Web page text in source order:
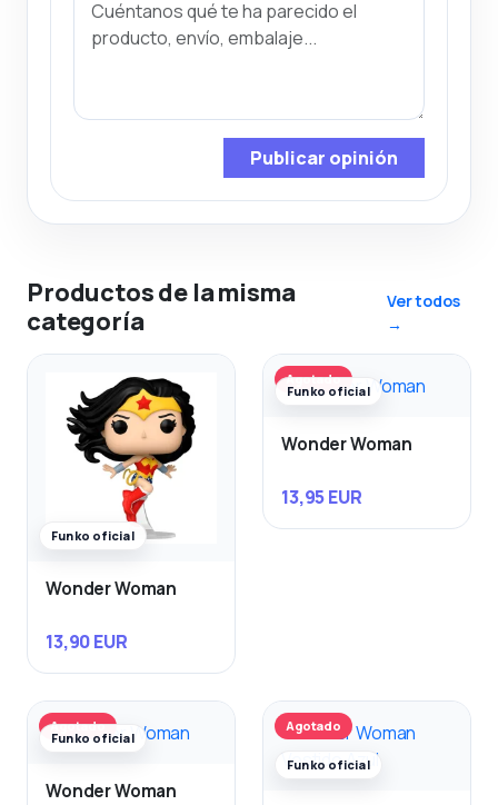
Publicar opinión
Productos de la misma
categoría
Ver todos
→
Funko oficial
Wonder Woman
13,90 EUR
Agotado
Funko oficial
Wonder Woman
13,95 EUR
Agotado
Funko oficial
Wonder Woman
Agotado
Funko oficial